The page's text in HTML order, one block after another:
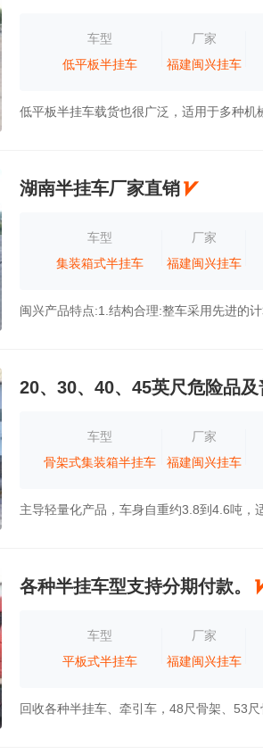
车型
低平板半挂车
厂家
福建闽兴挂车
湖南半挂车厂家直销
车型
集装箱式半挂车
厂家
福建闽兴挂车
20、30、40、45英尺危险品
车型
骨架式集装箱半挂车
厂家
福建闽兴挂车
各种半挂车型支持分期付款。
车型
平板式半挂车
厂家
福建闽兴挂车
回收各种半挂车、牵引车，48尺骨架、53尺